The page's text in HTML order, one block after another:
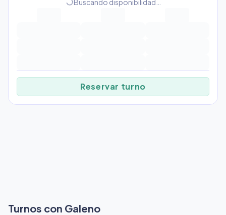
Buscando disponibilidad…
Reservar turno
Turnos con Galeno